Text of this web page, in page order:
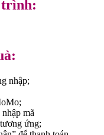
trình:
nhập;
mã
ứng;